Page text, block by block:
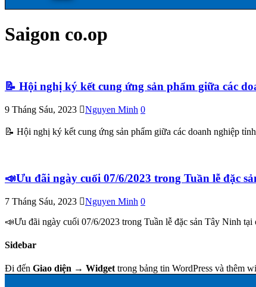
Saigon co.op
📝 Hội nghị ký kết cung ứng sản phẩm giữa các
9 Tháng Sáu, 2023 Nguyen Minh 0
📝 Hội nghị ký kết cung ứng sản phẩm giữa các doanh nghiệp
📣Ưu đãi ngày cuối 07/6/2023 trong Tuần lễ đặc
7 Tháng Sáu, 2023 Nguyen Minh 0
📣Ưu đãi ngày cuối 07/6/2023 trong Tuần lễ đặc sản Tây Ninh
Sidebar
Đi đến Giao diện → Widgettrong bảng tin WordPress và thêm